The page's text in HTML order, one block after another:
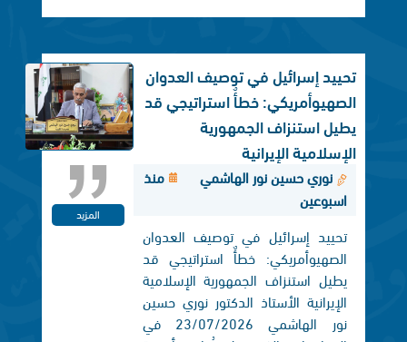
تحييد إسرائيل في توصيف العدوان
الصهيوأمريكي: خطأٌ استراتيجي قد
يطيل استنزاف الجمهورية
الإسلامية الإيرانية
نوري حسين نور الهاشمي
منذ
اسبوعين
تحييد إسرائيل في توصيف العدوان
الصهيوأمريكي: خطأٌ استراتيجي قد
يطيل استنزاف الجمهورية الإسلامية
الإيرانية الأستاذ الدكتور نوري حسين
نور الهاشمي 23/07/2026 في
المزيد